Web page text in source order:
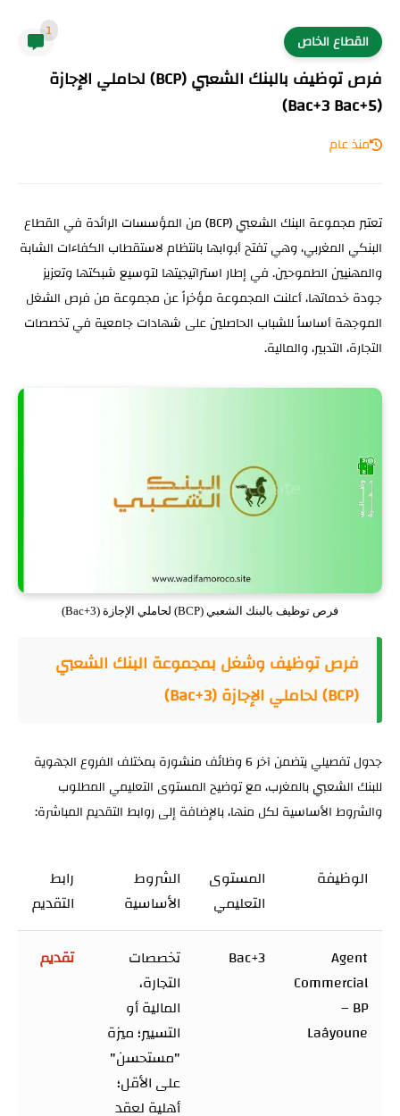
القطاع الخاص 1
فرص توظيف بالبنك الشعبي (BCP) لحاملي الإجازة
(Bac+3 Bac+5)
منذ عام
تعتبر مجموعة البنك الشعبي (BCP) من المؤسسات الرائدة في القطاع
البنكي المغربي، وهي تفتح أبوابها بانتظام لاستقطاب الكفاءات الشابة
والمهنيين الطموحين. في إطار استراتيجيتها لتوسيع شبكتها وتعزيز
جودة خدماتها، أعلنت المجموعة مؤخراً عن مجموعة من فرص الشغل
الموجهة أساساً للشباب الحاصلين على شهادات جامعية في تخصصات
التجارة، التدبير، والمالية.
فرص توظيف بالبنك الشعبي (BCP) لحاملي الإجازة (Bac+3)
فرص توظيف وشغل بمجموعة البنك الشعبي
(BCP) لحاملي الإجازة (Bac+3)
جدول تفصيلي يتضمن آخر 6 وظائف منشورة بمختلف الفروع الجهوية
للبنك الشعبي بالمغرب، مع توضيح المستوى التعليمي المطلوب
والشروط الأساسية لكل منها، بالإضافة إلى روابط التقديم المباشرة:
الوظيفة
المستوى
التعليمي
الشروط
الأساسية
رابط
التقديم
Agent
Commercial
– BP
Laâyoune
Bac+3
تخصصات
التجارة،
المالية أو
التسيير؛ ميزة
"مستحسن"
على الأقل؛
أهلية لعقد
تقديم